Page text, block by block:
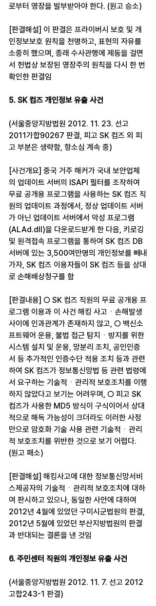
로부터 영장을 발부받아야 한다. (원고 승소)
[판결해설] 이 판결은 프라이버시 보호 및 개
인정보보호 원칙을 천명하고, 표현의 자유를
소중히 했으며, 종래 수사관행에 제동을 걸면
서 헌법상 보장된 영장주의 원칙을 다시 한 번
확인한 판결임
5. SK 컴즈 개인정보 유출 사건
(서울중앙지방법원 2012. 11. 23. 선고
2011가합90267 판결, 피고 SK 컴즈 외 피
고 부분은 생략함, 항소심 계속 중)
[사건개요] 중국 거주 해커가 국내 보안업체
의 업데이트 서버의 ISAPI 필터를 조작하여
무료 공개용 프로그램을 사용하는 SK 컴즈 직
원의 업데이트 과정에서, 정상 업데이트 서버
가 아닌 업데이트 서버에서 악성 프로그램
(ALAd.dll)을 다운로드받게 한 다음, 키로깅
및 원격접속 프로그램을 통하여 SK 컴즈 DB
서버에 있는 3,500여만명의 개인정보를 빼내
가자, SK 컴즈 이용자들이 SK 컴즈 등을 상대
로 손해배상청구를 함
[판결내용] ○ SK 컴즈 직원의 무료 공개용 프
로그램 이용과 이 사건 해킹 사고ㆍ손해발생
사이에 인과관계가 존재하지 않고, ○ 백신소
프트웨어 운용, 불법 접근 탐지ㆍ방지를 위한
시스템 설치 및 운용, 망분리 조치, 공인인증
서 등 추가적인 인증수단 적용 조치 등과 관련
하여 SK 컴즈가 정보통신망법 등 관련 법령에
서 요구하는 기술적ㆍ관리적 보호조치를 이행
하지 않았다고 보기는 어려우며, ○ 피고 SK
컴즈가 사용한 MD5 방식이 구식이어서 상대
적으로 해독 가능성이 크더라도 이러한 사정
만으로 암호화 기술 사용 관련 기술적ㆍ관리
적 보호조치를 위반한 것으로 보기 어렵다.
(원고 패소)
[판결해설] 해킹사고에 대한 정보통신망서비
스제공자의 기술적ㆍ관리적 보호조치에 대하
여 판시하고 있으나, 동일한 사안에 대하여
2012년 4월에 있었던 구미시군법원의 판결,
2012년 5월에 있었던 부산지방법원의 판결
과 반대되는 결론을 낸 것임
6. 주민센터 직원의 개인정보 유출 사건
(서울중앙지방법원 2012. 11. 7. 선고 2012
고합243-1 판결)